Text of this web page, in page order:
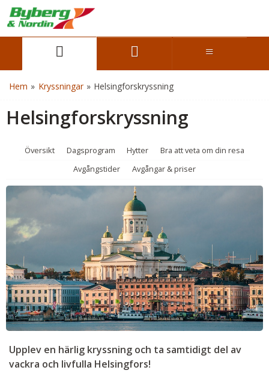
Hem » Kryssningar » Helsingforskryssning
Helsingforskryssning
Översikt Dagsprogram Hytter
Bra att veta om din resa
Avgångstider
Avgångar & priser
Upplev en härlig kryssning och ta samtidigt del av
vackra och livfulla Helsingfors!